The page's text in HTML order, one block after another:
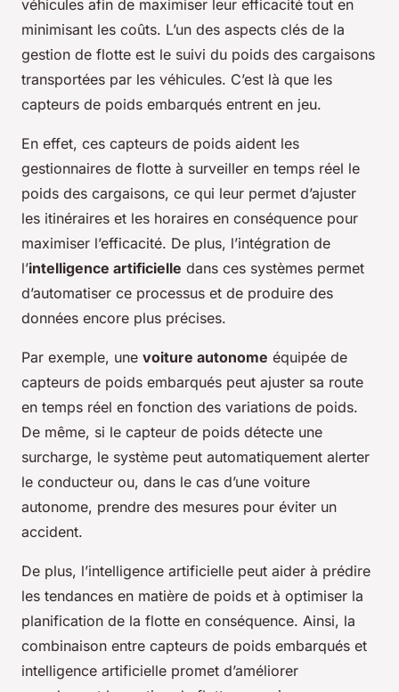
véhicules afin de maximiser leur efficacité tout en
minimisant les coûts. L’un des aspects clés de la
gestion de flotte est le suivi du poids des cargaisons
transportées par les véhicules. C’est là que les
capteurs de poids embarqués entrent en jeu.
En effet, ces capteurs de poids aident les
gestionnaires de flotte à surveiller en temps réel le
poids des cargaisons, ce qui leur permet d’ajuster
les itinéraires et les horaires en conséquence pour
maximiser l’efficacité. De plus, l’intégration de
l’intelligence artificielle dans ces systèmes permet
d’automatiser ce processus et de produire des
données encore plus précises.
Par exemple, une voiture autonome équipée de
capteurs de poids embarqués peut ajuster sa route
en temps réel en fonction des variations de poids.
De même, si le capteur de poids détecte une
surcharge, le système peut automatiquement alerter
le conducteur ou, dans le cas d’une voiture
autonome, prendre des mesures pour éviter un
accident.
De plus, l’intelligence artificielle peut aider à prédire
les tendances en matière de poids et à optimiser la
planification de la flotte en conséquence. Ainsi, la
combinaison entre capteurs de poids embarqués et
intelligence artificielle promet d’améliorer